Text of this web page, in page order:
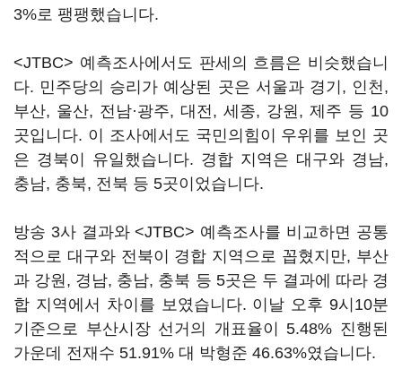
3%로 팽팽했습니다.
<JTBC> 예측조사에서도 판세의 흐름은 비슷했습니
다. 민주당의 승리가 예상된 곳은 서울과 경기, 인천,
부산, 울산, 전남·광주, 대전, 세종, 강원, 제주 등 10
곳입니다. 이 조사에서도 국민의힘이 우위를 보인 곳
은 경북이 유일했습니다. 경합 지역은 대구와 경남,
충남, 충북, 전북 등 5곳이었습니다.
방송 3사 결과와 <JTBC> 예측조사를 비교하면 공통
적으로 대구와 전북이 경합 지역으로 꼽혔지만, 부산
과 강원, 경남, 충남, 충북 등 5곳은 두 결과에 따라 경
합 지역에서 차이를 보였습니다. 이날 오후 9시10분
기준으로 부산시장 선거의 개표율이 5.48% 진행된
가운데 전재수 51.91% 대 박형준 46.63%였습니다.